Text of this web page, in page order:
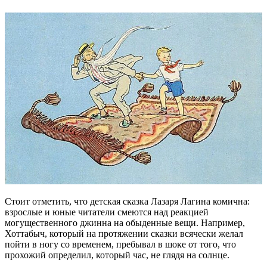
Стоит отметить, что детская сказка Лазаря Лагина комична:
взрослые и юные читатели смеются над реакцией
могущественного джинна на обыденные вещи. Например,
Хоттабыч, который на протяжении сказки всячески желал
пойти в ногу со временем, пребывал в шоке от того, что
прохожий определил, который час, не глядя на солнце.